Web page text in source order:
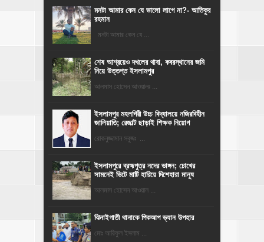
মনটা আমার কেন যে ভালো লাগে না?- আতিকুর
রহমান
মনটা আমার কেন যে ...
শেষ আশ্রয়েও দখলের থাবা, কবরস্থানের জমি
নিয়ে উত্তপ্ত ইসলামপুর
আলমাস হোসেন আওয়ালঃ ...
​ইসলামপুর মহলগিরী উচ্চ বিদ্যালয়ে নজিরবিহীন
জালিয়াতি; রেজাল্ট ছাড়াই শিক্ষক নিয়োগ
রোকনুজ্জামান সবুজঃ ...
ইসলামপুরে ব্রহ্মপুত্র নদের ভাঙ্গন; চোখের
সামনেই ভিটে মাটি হারিয়ে দিশেহারা মানুষ
আলমাস হোসেন আওয়াল ...
ঝিনাইগাতী থানাকে পিকআপ ভ্যান উপহার
মোঃ আরিফুল ইসলাম ...